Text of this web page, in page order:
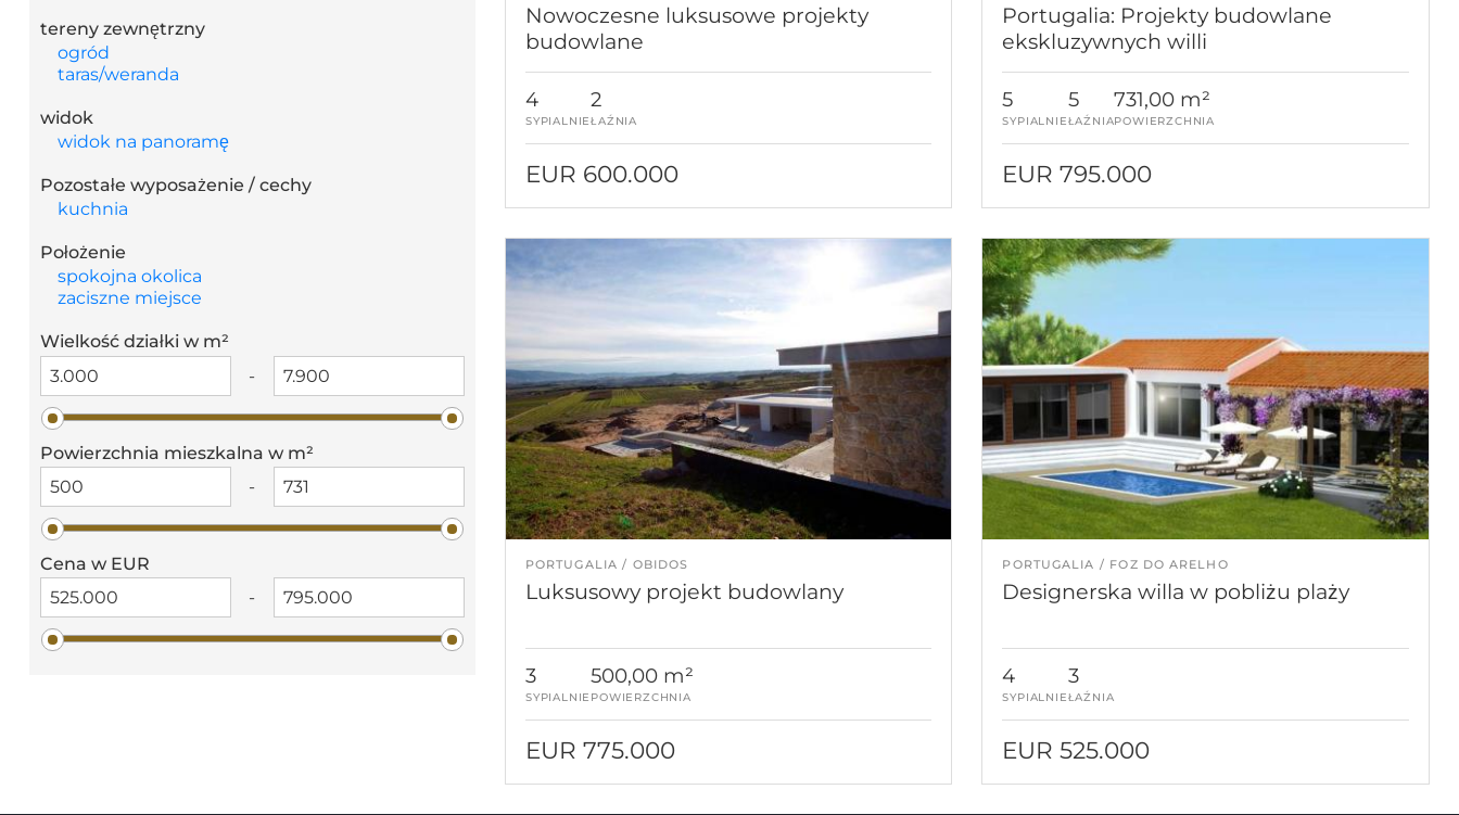
tereny zewnętrzny
ogród
taras/weranda
widok
widok na panoramę
Pozostałe wyposażenie / cechy
kuchnia
Położenie
spokojna okolica
zaciszne miejsce
Wielkość działki w m²
-
Powierzchnia mieszkalna w m²
-
Cena w EUR
-
Nowoczesne luksusowe projekty
budowlane
4
SYPIALNIE
2
ŁAŹNIA
EUR 600.000
Portugalia: Projekty budowlane
ekskluzywnych willi
5
SYPIALNIE
5
ŁAŹNIA
731,00 m²
POWIERZCHNIA
EUR 795.000
PORTUGALIA OBIDOS
Luksusowy projekt budowlany
3
SYPIALNIE
500,00 m²
POWIERZCHNIA
EUR 775.000
PORTUGALIA FOZ DO ARELHO
Designerska willa w pobliżu plaży
4
SYPIALNIE
3
ŁAŹNIA
EUR 525.000